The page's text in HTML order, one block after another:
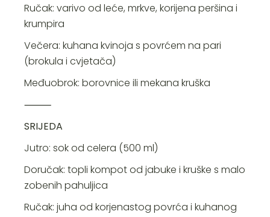
Ručak: varivo od leće, mrkve, korijena peršina i
krumpira
Večera: kuhana kvinoja s povrćem na pari
(brokula i cvjetača)
Međuobrok: borovnice ili mekana kruška
⸻
SRIJEDA
Jutro: sok od celera (500 ml)
Doručak: topli kompot od jabuke i kruške s malo
zobenih pahuljica
Ručak: juha od korjenastog povrća i kuhanog